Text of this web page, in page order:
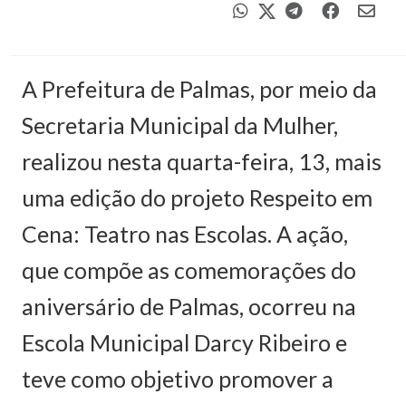
A Prefeitura de Palmas, por meio da
Secretaria Municipal da Mulher,
realizou nesta quarta-feira, 13, mais
uma edição do projeto Respeito em
Cena: Teatro nas Escolas. A ação,
que compõe as comemorações do
aniversário de Palmas, ocorreu na
Escola Municipal Darcy Ribeiro e
teve como objetivo promover a